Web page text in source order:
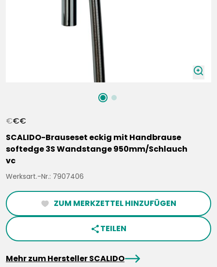
zoomIn
€€€
SCALIDO-Brauseset eckig mit Handbrause
softedge 3S Wandstange 950mm/Schlauch
vc
Werksart.-Nr.: 7907406
heartFilled ZUM MERKZETTEL HINZUFÜGEN
share TEILEN
Mehr zum Hersteller SCALIDOarrowRight